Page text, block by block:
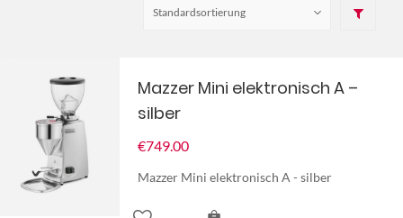
Mazzer Mini elektronisch A –
silber
€749.00
Mazzer Mini elektronisch A - silber